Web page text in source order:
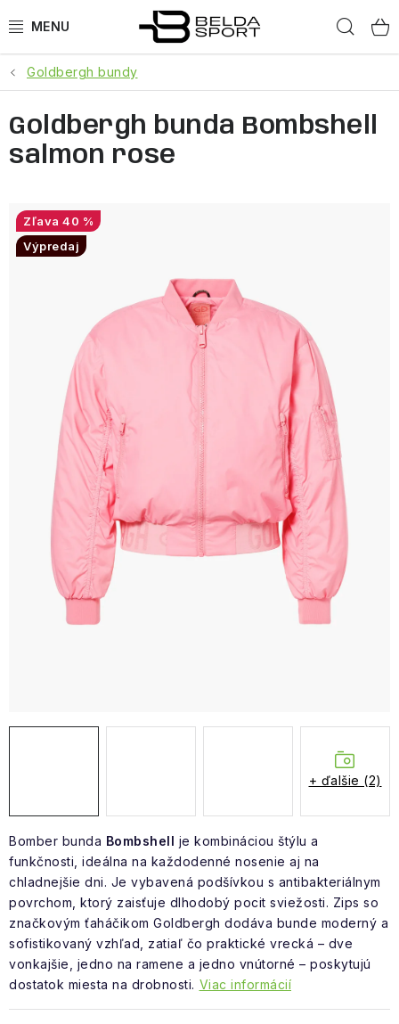
na
ŠPORTY
BEH
GOLDBERGH
OBLEČENIE
DOPLNKY
NAŠE SLUŽBY
VÝPREDAJ
ZNAČKY
Vrátenie a výmena Doprava a platba
Blog
Moja objednávka
Goldbergh bundy
Bomber bunda Bombshell je kombináciou štýlu a
funkčnosti, ideálna na každodenné nosenie aj na
chladnejšie dni. Je vybavená podšívkou s antibakteriálnym
povrchom, ktorý zaisťuje dlhodobý pocit sviežosti. Zips so
značkovým ťaháčikom Goldbergh dodáva bunde moderný a
sofistikovaný vzhľad, zatiaľ čo praktické vrecká – dve
vonkajšie, jedno na ramene a jedno vnútorné – poskytujú
dostatok miesta na drobnosti. Viac informácií
Goldbergh bunda Bombshell
salmon rose
40 %
Výpredaj
+ ďalšie (2)